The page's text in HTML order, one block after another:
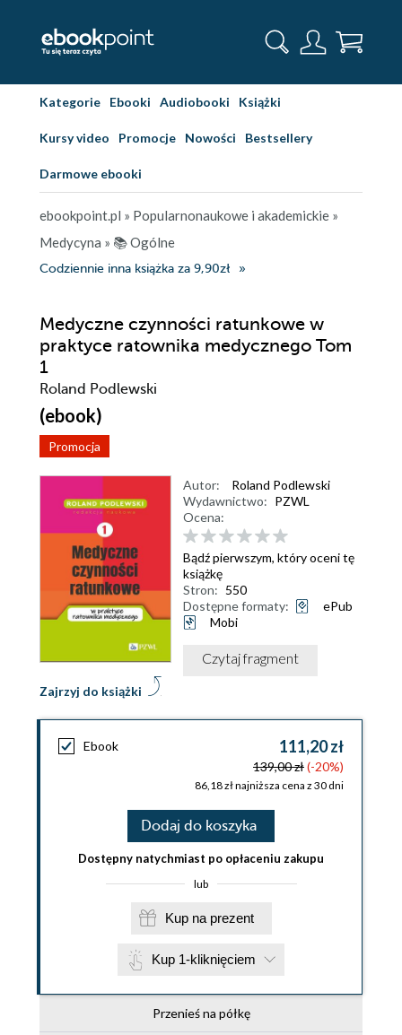
Kategorie Ebooki Audiobooki Książki
Kursy video Promocje Nowości Bestsellery
Darmowe ebooki
ebookpoint.pl » Popularnonaukowe i akademickie »
Medycyna » 📚 Ogólne
Codziennie inna książka za 9,90zł
Medyczne czynności ratunkowe w
praktyce ratownika medycznego Tom
1
Roland Podlewski
(ebook)
Promocja
Zajrzyj do książki
Autor:
Roland Podlewski
Wydawnictwo: PZWL
Ocena:
Bądź pierwszym, który oceni tę
książkę
Stron: 550
Dostępne formaty:
ePub
Mobi
Czytaj fragment
Ebook 111,20 zł
139,00 zł(-20%)
86,18 zł najniższa cena z 30 dni
Dodaj do koszyka
Dostępny natychmiast po opłaceniu zakupu
lub
Kup na prezent
Kup 1-kliknięciem
Przenieś na półkę